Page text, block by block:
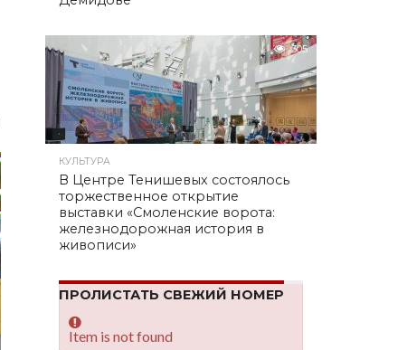
305
КУЛЬТУРА
В Центре Тенишевых состоялось
торжественное открытие
выставки «Смоленские ворота:
железнодорожная история в
живописи»
ПРОЛИСТАТЬ СВЕЖИЙ НОМЕР
Item is not found